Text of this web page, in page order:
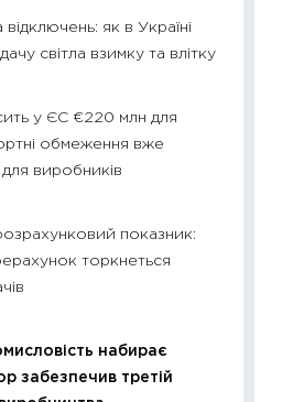
відключень: як в Україні
світла взимку та влітку
у ЄС €220 млн для
обмеження вже
виробників
показник:
торкнеться
набирає
забезпечив третій